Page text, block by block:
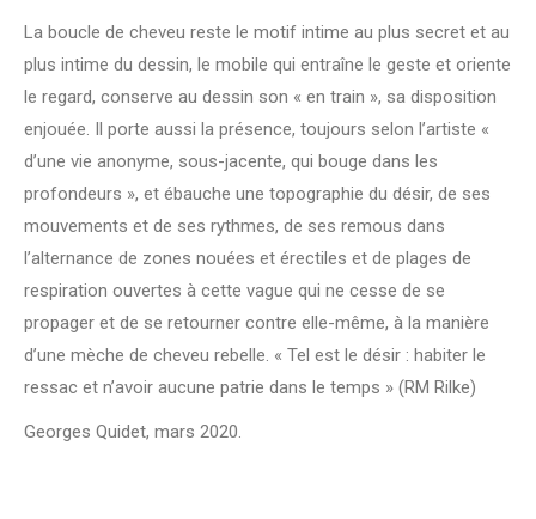
La boucle de cheveu reste le motif intime au plus secret et au
plus intime du dessin, le mobile qui entraîne le geste et oriente
le regard, conserve au dessin son « en train », sa disposition
enjouée. Il porte aussi la présence, toujours selon l’artiste «
d’une vie anonyme, sous-jacente, qui bouge dans les
profondeurs », et ébauche une topographie du désir, de ses
mouvements et de ses rythmes, de ses remous dans
l’alternance de zones nouées et érectiles et de plages de
respiration ouvertes à cette vague qui ne cesse de se
propager et de se retourner contre elle-même, à la manière
d’une mèche de cheveu rebelle. « Tel est le désir : habiter le
ressac et n’avoir aucune patrie dans le temps » (RM Rilke)
Georges Quidet, mars 2020.